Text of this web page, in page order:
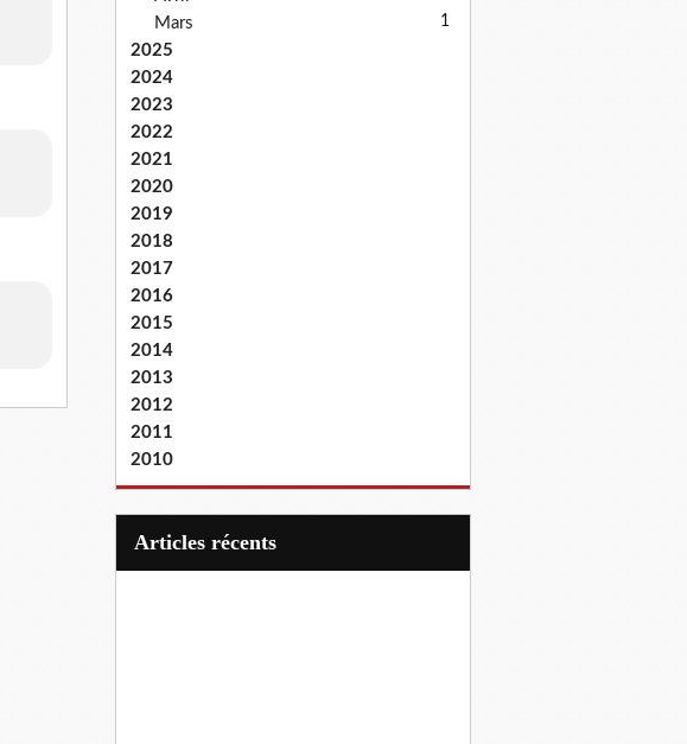
Mars 1
2025
2024
2023
2022
2021
2020
2019
2018
2017
2016
2015
2014
2013
2012
2011
2010
articles récents